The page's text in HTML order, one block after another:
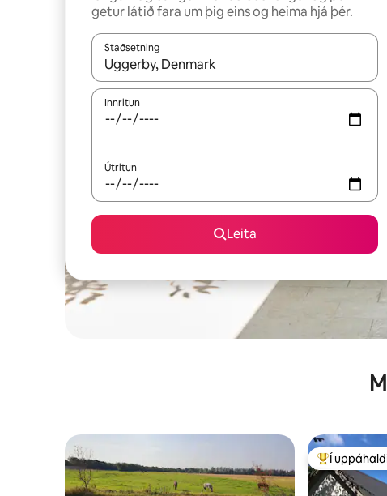
getur látið fara um þig eins og heima hjá þér.
Staðsetning
Þegar niðurstöður liggja fyrir skaltu nota upp og
Innritun
Útritun
Leita
Í mestu
Í